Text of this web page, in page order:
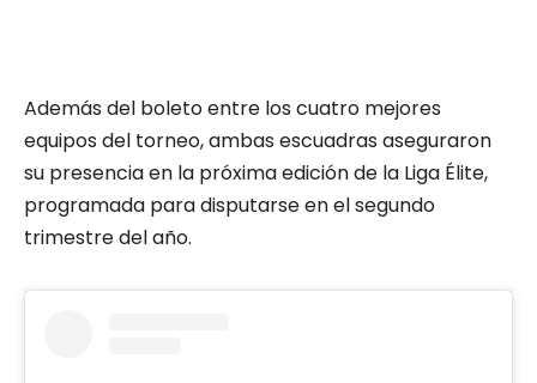
Además del boleto entre los cuatro mejores
equipos del torneo, ambas escuadras aseguraron
su presencia en la próxima edición de la Liga Élite,
programada para disputarse en el segundo
trimestre del año.